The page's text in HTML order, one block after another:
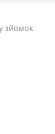
зйомок